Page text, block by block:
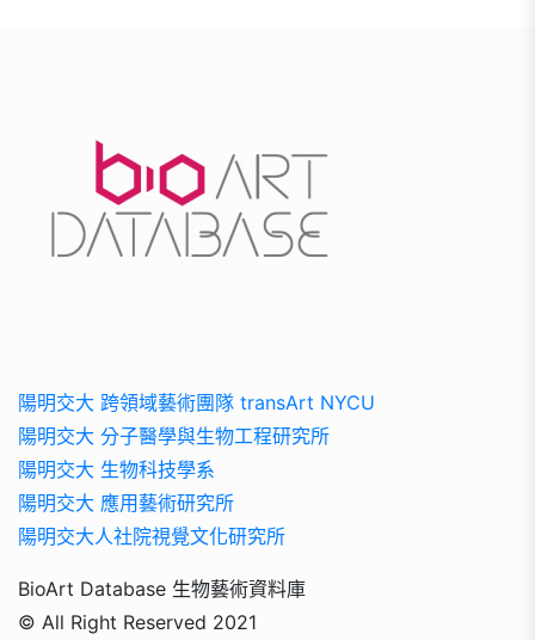
陽明交大 跨領域藝術團隊 transArt NYCU
陽明交大 分子醫學與生物工程研究所
陽明交大 生物科技學系
陽明交大 應用藝術研究所
陽明交大人社院視覺文化研究所
BioArt Database 生物藝術資料庫
© All Right Reserved 2021